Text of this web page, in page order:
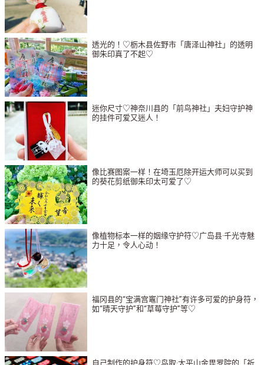
透光的！♡栃木县佐野市「唐泽山神社」的透明
御朱印真了不起♡
迷你尺寸♡神奈川县的「前鸟神社」夫妇守护神
的挂件可爱又迷人！
像比赛图案一样！在埼玉厄除开运大师可以买到
的葵花剪纸御朱印太可爱了♡
像植物标本一样的姻缘守护符♡广岛县·千光寺魅
力十足，令人心动！
福冈县的“宝满宫竈门神社”有许多可爱的护身符，
如“晴天守护”和“草莓守护”等♡
自己制作的护身符♡鸟取·太平山金毘罗院的「祈